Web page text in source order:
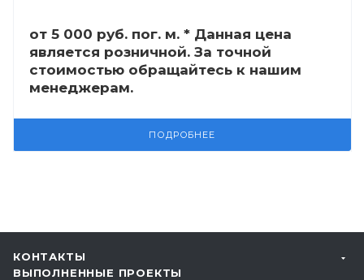
от 5 000 руб. пог. м. * Данная цена
является розничной. За точной
стоимостью обращайтесь к нашим
менеджерам.
ПОДРОБНЕЕ
КОНТАКТЫ
ВЫПОЛНЕННЫЕ ПРОЕКТЫ